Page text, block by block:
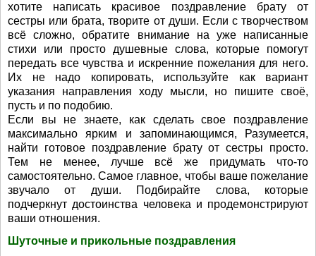
хотите написать красивое поздравление брату от
сестры или брата, творите от души. Если с творчеством
всё сложно, обратите внимание на уже написанные
стихи или просто душевные слова, которые помогут
передать все чувства и искренние пожелания для него.
Их не надо копировать, используйте как вариант
указания направления ходу мысли, но пишите своё,
пусть и по подобию.
Если вы не знаете, как сделать свое поздравление
максимально ярким и запоминающимся, Разумеется,
найти готовое поздравление брату от сестры просто.
Тем не менее, лучше всё же придумать что-то
самостоятельно. Самое главное, чтобы ваше пожелание
звучало от души. Подбирайте слова, которые
подчеркнут достоинства человека и продемонстрируют
ваши отношения.
Шуточные и прикольные поздравления